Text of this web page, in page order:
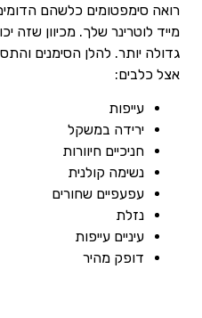
רואה סימפטומים כלשהם
מייד לוטרינר שלך. מכיוון שזה
גדולה יותר. להלן הסימנים
אצל כלבים:
עייפות
ירידה במשקל
חניכיים חיוורות
נשימה קולנית
עפעפיים שחורים
נזלת
עיניים עייפות
דופק מהיר